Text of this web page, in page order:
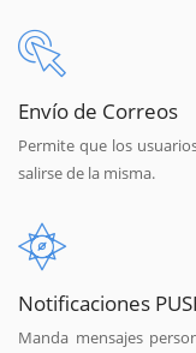
Envío de Correos
Permite que los
salirse de la misma.
Notificaciones
Manda mensajes